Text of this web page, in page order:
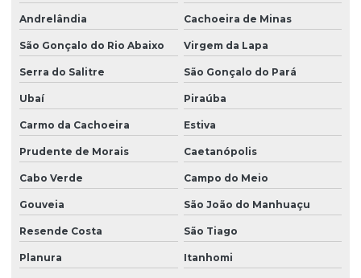
Andrelândia Cachoeira de Minas
São Gonçalo do Rio Abaixo Virgem da Lapa
Serra do Salitre São Gonçalo do Pará
Ubaí Piraúba
Carmo da Cachoeira Estiva
Prudente de Morais Caetanópolis
Cabo Verde Campo do Meio
Gouveia São João do Manhuaçu
Resende Costa São Tiago
Planura Itanhomi